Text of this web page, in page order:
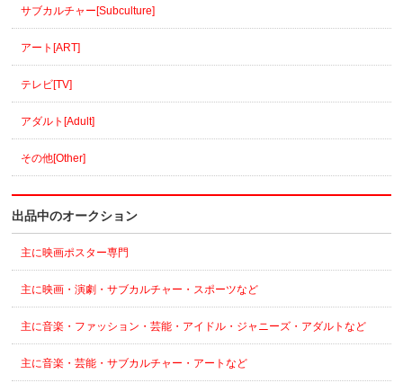
サブカルチャー[Subculture]
アート[ART]
テレビ[TV]
アダルト[Adult]
その他[Other]
出品中のオークション
主に映画ポスター専門
主に映画・演劇・サブカルチャー・スポーツなど
主に音楽・ファッション・芸能・アイドル・ジャニーズ・アダルトなど
主に音楽・芸能・サブカルチャー・アートなど